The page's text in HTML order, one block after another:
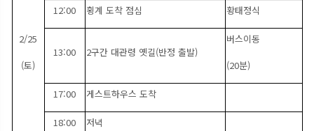
2/25
(토)
12:00 횡계 도착 점심 황태정식
13:00 2구간 대관령 옛길(반정 출발)
버스이동
(20분)
17:00 게스트하우스 도착
18:00 저녁